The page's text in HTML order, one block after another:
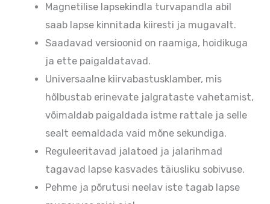
Magnetilise lapsekindla turvapandla abil
saab lapse kinnitada kiiresti ja mugavalt.
Saadavad versioonid on raamiga, hoidikuga
ja ette paigaldatavad.
Universaalne kiirvabastusklamber, mis
hõlbustab erinevate jalgrataste vahetamist,
võimaldab paigaldada istme rattale ja selle
sealt eemaldada vaid mõne sekundiga.
Reguleeritavad jalatoed ja jalarihmad
tagavad lapse kasvades täiusliku sobivuse.
Pehme ja põrutusi neelav iste tagab lapse